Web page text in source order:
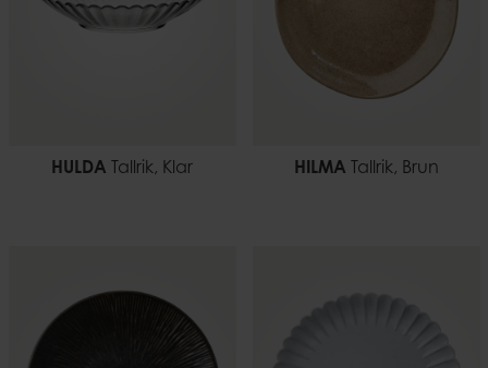
HULDA Tallrik, Klar HILMA Tallrik, Brun